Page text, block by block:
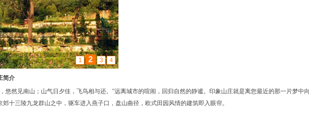
1 2 3 4
简介
悠然见南山；山气日夕佳，飞鸟相与还。”远离城市的喧闹，回归自然的静谧。印象山庄就是离您最近的那一片梦中
郊十三陵九龙群山之中，驱车进入燕子口，盘山曲径，欧式田园风情的建筑即入眼帘。